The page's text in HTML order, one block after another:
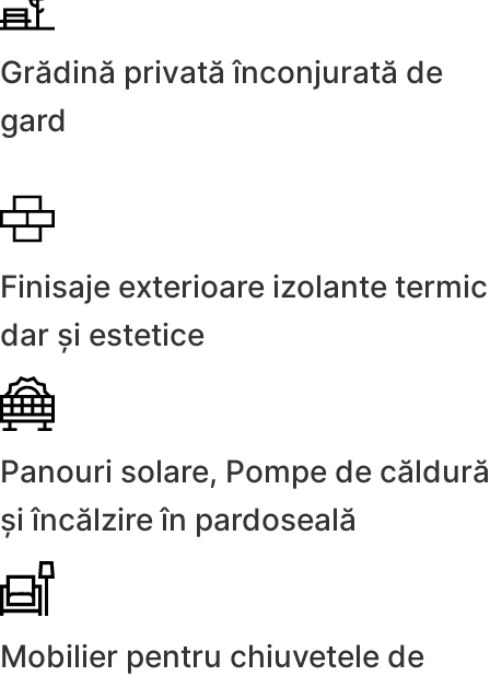
Grădină privată înconjurată de
gard
Finisaje exterioare izolante termic
dar și estetice
Panouri solare, Pompe de căldură
și încălzire în pardoseală
Mobilier pentru chiuvetele de